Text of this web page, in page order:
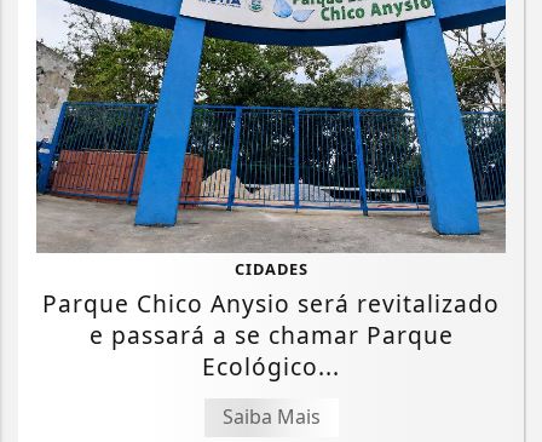
CIDADES
Parque Chico Anysio será revitalizado
e passará a se chamar Parque
Ecológico...
Saiba Mais